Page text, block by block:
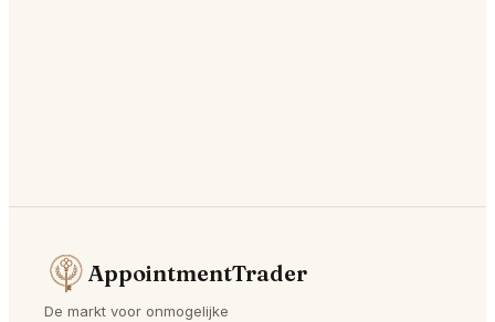
AppointmentTrader
De markt voor onmogelijke